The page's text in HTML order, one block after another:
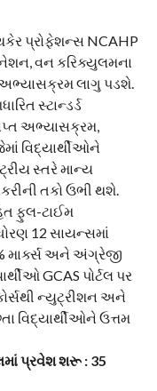
પ્રોફેશન્સ NCAHP
વન કરિક્યુલમના
લાગુ પડશે.
સ્ટાન્ડર્ડ
અભ્યાસક્રમ,
વિદ્યાર્થીઓને
સ્તરે માન્ય
તકો ઉભી થશે.
ફુલ-ટાઈમ
12 સાયન્સમાં
માર્ક્સ અને અંગ્રેજી
GCAS પોર્ટલ પર
ન્યુટ્રીશન અને
વિદ્યાર્થીઓને ઉત્તમ
પ્રવેશ શરૂ : 35